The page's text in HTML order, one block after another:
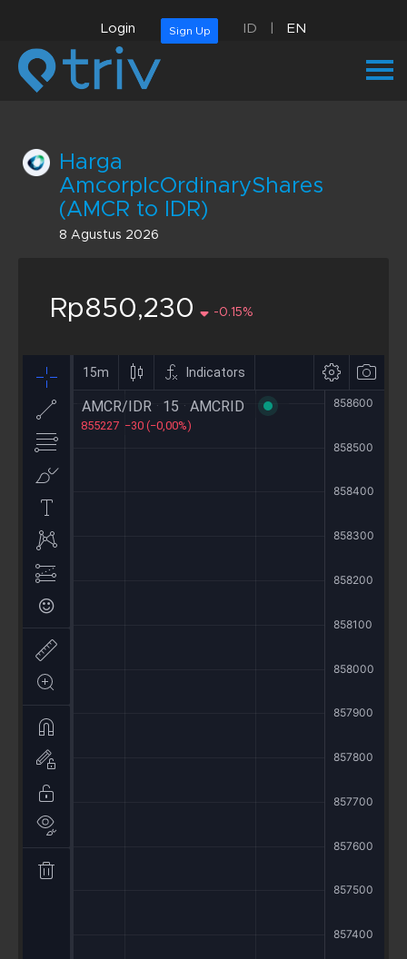
Login Sign Up ID EN
Harga
AmcorplcOrdinaryShares
(AMCR to IDR)
8 Agustus 2026
Rp850,230 -0.15%